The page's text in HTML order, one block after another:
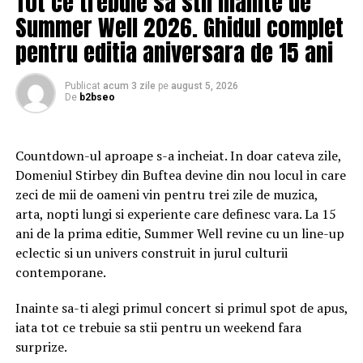
date și fișiere înSecure Folder, protejat cu un PIN.
Pentru și mai multă confidențialitate, cu Secure
Folder, utilizatorii au opțiunea de a activa Disguided
înlocuirea cu alte pictograme și opțiuni de nume.
financiare, portofelele digitale, aplicațiile de
cumpărături sau conturile de e-mail, în spatele unei
pictograme și etichete discrete.
Indiferent dacă sunt în deplasare sau se află într-o
locație publică, utilizatorii pot minimiza riscurile de
conectare la rețele publice Wi-Fi și celulare cu
Network Protection
. Prin activarea funcției
Network Protection, aceștia vor fi notificați automat
Summer Well 2026. Ghidul complet
pentru editia aniversara de 15 ani
Publicat acum 3 zile pe august 5, 2026
De b2bseo
Countdown-ul aproape s-a incheiat. In doar cateva zile,
Domeniul Stirbey din Buftea devine din nou locul in care
zeci de mii de oameni vin pentru trei zile de muzica,
arta, nopti lungi si experiente care definesc vara. La 15
ani de la prima editie, Summer Well revine cu un line-up
eclectic si un univers construit in jurul culturii
contemporane.
Inainte sa-ti alegi primul concert si primul spot de apus,
iata tot ce trebuie sa stii pentru un weekend fara
surprize.